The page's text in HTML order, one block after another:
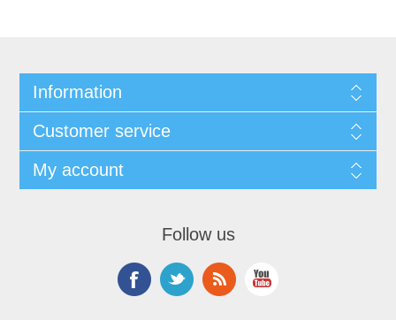
Information
Customer service
My account
Follow us